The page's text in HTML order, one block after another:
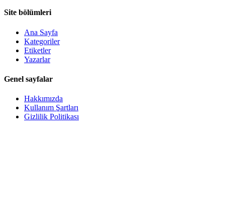
Site bölümleri
Ana Sayfa
Kategoriler
Etiketler
Yazarlar
Genel sayfalar
Hakkımızda
Kullanım Şartları
Gizlilik Politikası